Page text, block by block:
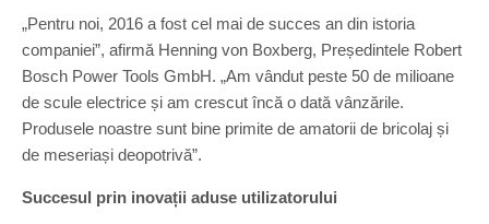
„Pentru noi, 2016 a fost cel mai de succes an din istoria
companiei”, afirmă Henning von Boxberg, Președintele Robert
Bosch Power Tools GmbH. „Am vândut peste 50 de milioane
de scule electrice și am crescut încă o dată vânzările.
Produsele noastre sunt bine primite de amatorii de bricolaj și
de meseriași deopotrivă”.
Succesul prin inovații aduse utilizatorului